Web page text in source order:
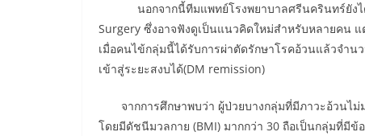
นอกจากนี้ทีมแพทย์โรงพยาบาลศรีนครินทร์ยังได้
Surgery ซึ่งอาจฟังดูเป็นแนวคิดใหม่สำหรับหลายคน
เมื่อคนไข้กลุ่มนี้ได้รับการผ่าตัดรักษาโรคอ้วนแล้วจำ
เข้าสู่ระยะสงบได้(DM remission)
จากการศึกษาพบว่า ผู้ป่วยบางกลุ่มที่มีภาวะอ้วนไม่
โดยมีดัชนีมวลกาย (BMI) มากกว่า 30 ถือเป็นกลุ่มที่มีข้